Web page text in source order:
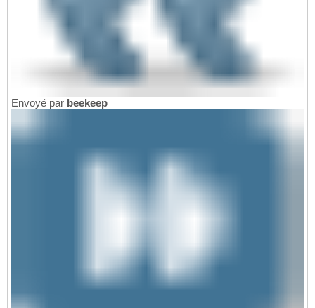
Envoyé par beekeep